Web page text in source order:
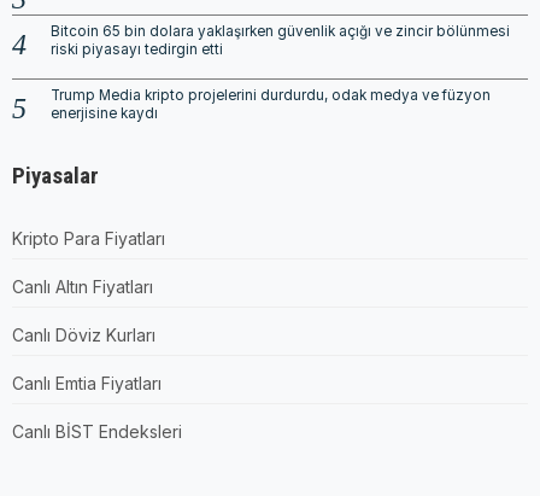
Bitcoin 65 bin dolara yaklaşırken güvenlik açığı ve zincir bölünmesi
riski piyasayı tedirgin etti
Trump Media kripto projelerini durdurdu, odak medya ve füzyon
enerjisine kaydı
Piyasalar
Kripto Para Fiyatları
Canlı Altın Fiyatları
Canlı Döviz Kurları
Canlı Emtia Fiyatları
Canlı BİST Endeksleri